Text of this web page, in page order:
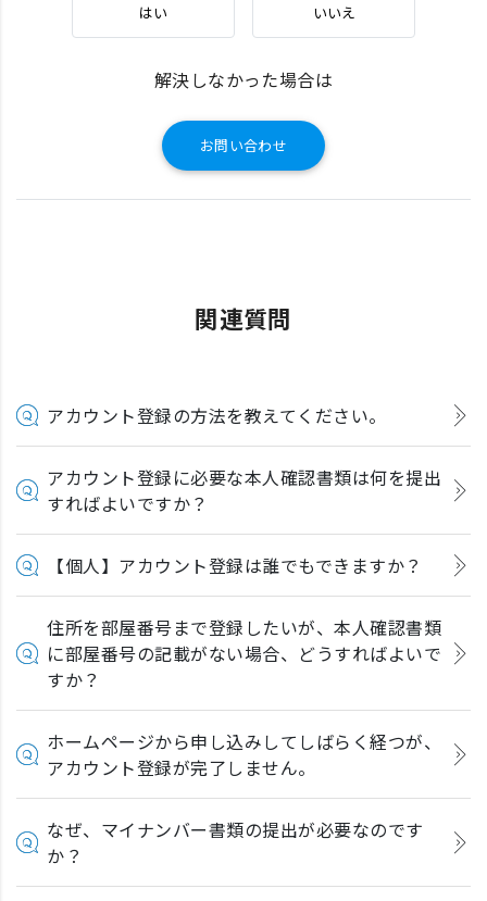
はい いいえ
解決しなかった場合は
お問い合わせ
関連質問
アカウント登録の方法を教えてください。
アカウント登録に必要な本人確認書類は何を提出
すればよいですか？
【個人】アカウント登録は誰でもできますか？
住所を部屋番号まで登録したいが、本人確認書類
に部屋番号の記載がない場合、どうすればよいで
すか？
ホームページから申し込みしてしばらく経つが、
アカウント登録が完了しません。
なぜ、マイナンバー書類の提出が必要なのです
か？